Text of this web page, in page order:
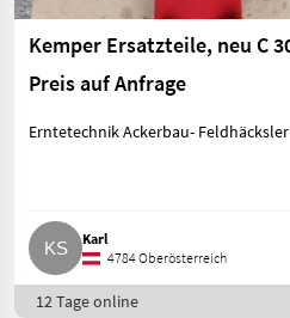
Preis auf Anfrage
Erntetechnik Ackerbau- Feldhäcksler
Karl
4784 Oberösterreich
12 Tage online